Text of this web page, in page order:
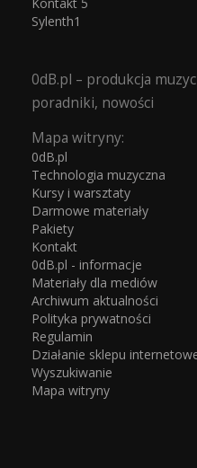
Kontakt 5
Sylenth1
0dB.pl – produkcja
poradniki, nowości
Mapa witryny:
0dB.pl
Technologia muzyczna
Kursy i warsztaty
Darmowe materiały
Pakiety
Kontakt
0dB.pl - informacje
Materiały dla mediów
Archiwum aktualności
Polityka prywatności
Regulamin
Działanie sklepu
Wyszukiwanie
Mapa witryny